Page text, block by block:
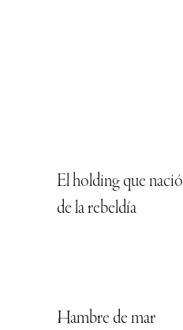
El holding que nació
de la rebeldía
Hambre de mar